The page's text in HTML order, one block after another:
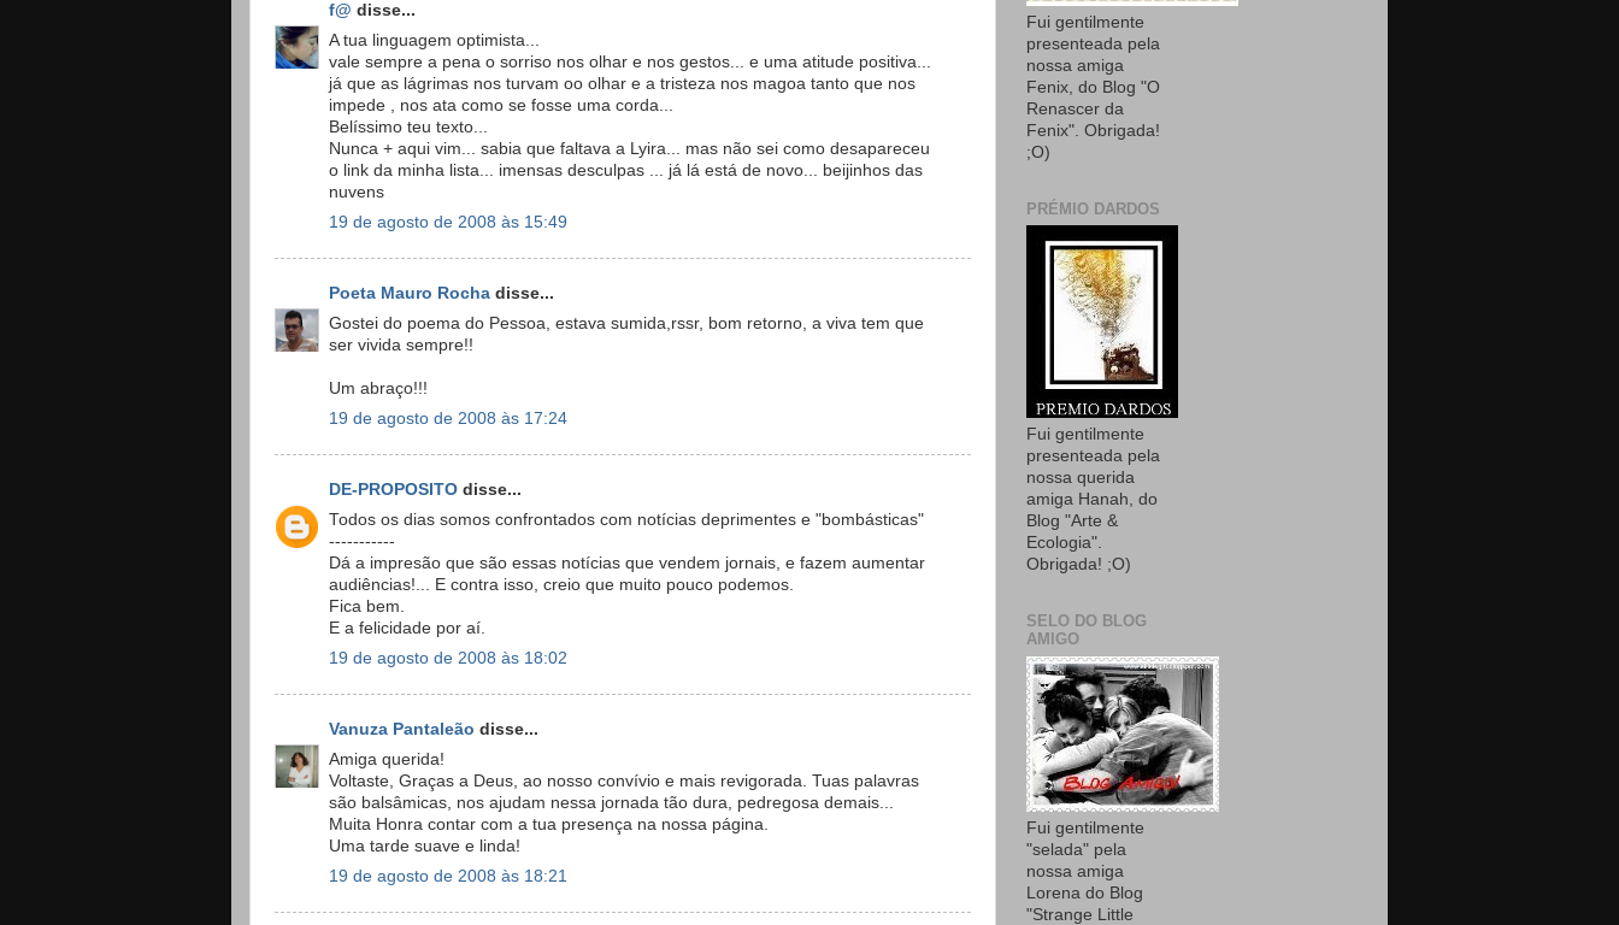
f@ disse...
A tua linguagem optimista...
vale sempre a pena o sorriso nos olhar e nos gestos... e uma atitude positiva...
já que as lágrimas nos turvam oo olhar e a tristeza nos magoa tanto que nos
impede , nos ata como se fosse uma corda...
Belíssimo teu texto...
Nunca + aqui vim... sabia que faltava a Lyira... mas não sei como desapareceu
o link da minha lista... imensas desculpas ... já lá está de novo... beijinhos das
nuvens
19 de agosto de 2008 às 15:49
Poeta Mauro Rocha disse...
Gostei do poema do Pessoa, estava sumida,rssr, bom retorno, a viva tem que
ser vivida sempre!!
Um abraço!!!
19 de agosto de 2008 às 17:24
DE-PROPOSITO disse...
Todos os dias somos confrontados com notícias deprimentes e "bombásticas"
-----------
Dá a impresão que são essas notícias que vendem jornais, e fazem aumentar
audiências!... E contra isso, creio que muito pouco podemos.
Fica bem.
E a felicidade por aí.
19 de agosto de 2008 às 18:02
Vanuza Pantaleão disse...
Amiga querida!
Voltaste, Graças a Deus, ao nosso convívio e mais revigorada. Tuas palavras
são balsâmicas, nos ajudam nessa jornada tão dura, pedregosa demais...
Muita Honra contar com a tua presença na nossa página.
Uma tarde suave e linda!
19 de agosto de 2008 às 18:21
Fui gentilmente
presenteada pela
nossa amiga
Fenix, do Blog "O
Renascer da
Fenix". Obrigada!
;O)
PRÉMIO DARDOS
Fui gentilmente
presenteada pela
nossa querida
amiga Hanah, do
Blog "Arte &
Ecologia".
Obrigada! ;O)
SELO DO BLOG
AMIGO
Fui gentilmente
"selada" pela
nossa amiga
Lorena do Blog
"Strange Little